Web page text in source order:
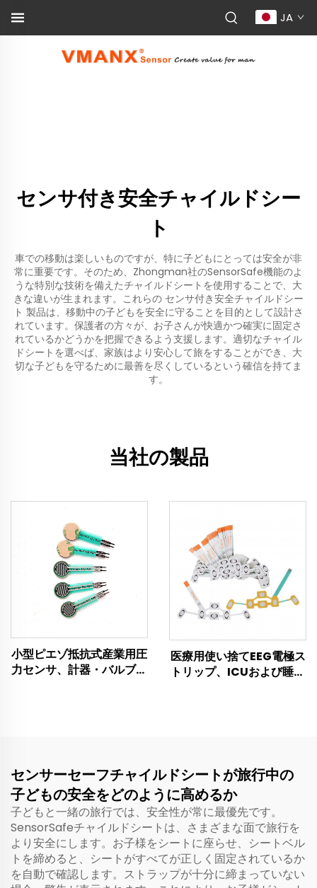
JA
センサ付き安全チャイルドシー
ト
車での移動は楽しいものですが、特に子どもにとっては安全が非
常に重要です。そのため、Zhongman社のSensorSafe機能のよ
うな特別な技術を備えたチャイルドシートを使用することで、大
きな違いが生まれます。これらの センサ付き安全チャイルドシー
ト 製品は、移動中の子どもを安全に守ることを目的として設計さ
れています。保護者の方々が、お子さんが快適かつ確実に固定さ
れているかどうかを把握できるよう支援します。適切なチャイル
ドシートを選べば、家族はより安心して旅をすることができ、大
切な子どもを守るために最善を尽くしているという確信を持てま
す。
当社の製品
小型ピエゾ抵抗式産業用圧
力センサ、計器・バルブア
医療用使い捨てEEG電極ス
トリップ、ICUおよび睡眠
センサーセーフチャイルドシートが旅行中の
子どもの安全をどのように高めるか
子どもと一緒の旅行では、安全性が常に最優先です。
SensorSafeチャイルドシートは、さまざまな面で旅行を
より安全にします。お子様をシートに座らせ、シートベル
トを締めると、シートがすべてが正しく固定されているか
を自動で確認します。ストラップが十分に締まっていない